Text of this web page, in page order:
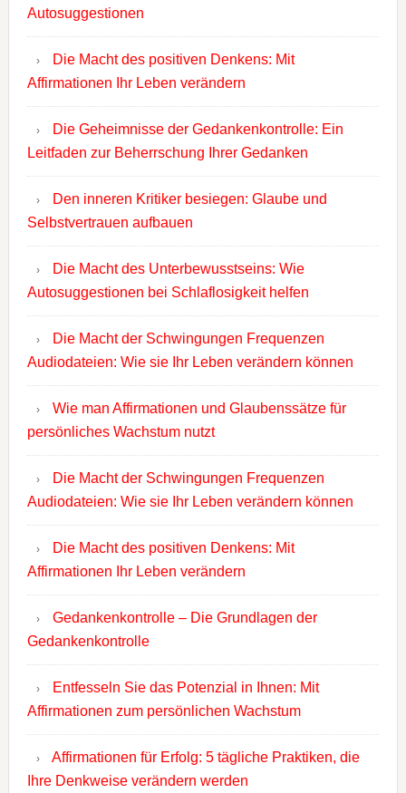
Autosuggestionen
Die Macht des positiven Denkens: Mit
Affirmationen Ihr Leben verändern
Die Geheimnisse der Gedankenkontrolle: Ein
Leitfaden zur Beherrschung Ihrer Gedanken
Den inneren Kritiker besiegen: Glaube und
Selbstvertrauen aufbauen
Die Macht des Unterbewusstseins: Wie
Autosuggestionen bei Schlaflosigkeit helfen
Die Macht der Schwingungen Frequenzen
Audiodateien: Wie sie Ihr Leben verändern können
Wie man Affirmationen und Glaubenssätze für
persönliches Wachstum nutzt
Die Macht der Schwingungen Frequenzen
Audiodateien: Wie sie Ihr Leben verändern können
Die Macht des positiven Denkens: Mit
Affirmationen Ihr Leben verändern
Gedankenkontrolle – Die Grundlagen der
Gedankenkontrolle
Entfesseln Sie das Potenzial in Ihnen: Mit
Affirmationen zum persönlichen Wachstum
Affirmationen für Erfolg: 5 tägliche Praktiken, die
Ihre Denkweise verändern werden